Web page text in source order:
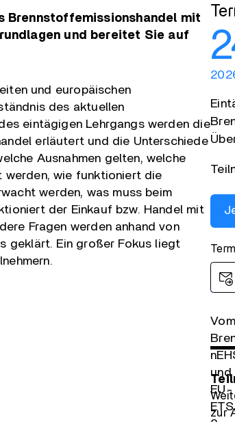
Brennstoffemissionshandel mit
und bereitet Sie auf
und europäischen
des aktuellen
eintägigen Lehrgangs werden die
erläutert und die Unterschiede
Ausnahmen gelten, welche
werden, wie funktioniert die
werden, was muss beim
der Einkauf bzw. Handel mit
Fragen werden anhand von
geklärt. Ein großer Fokus liegt
Vom
und
EU-
ETS
zur